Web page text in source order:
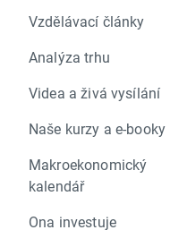
Vzdělávací články
Analýza trhu
Videa a živá vysílání
Naše kurzy a e-booky
Makroekonomický
kalendář
Ona investuje